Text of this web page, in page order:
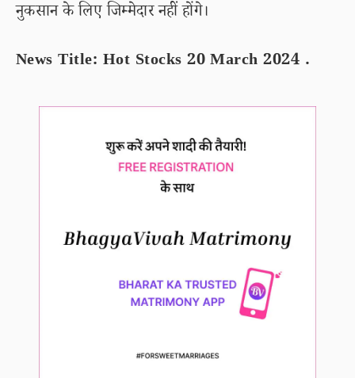
नुकसान के लिए जिम्मेदार नहीं होंगे।
News Title: Hot Stocks 20 March 2024 .